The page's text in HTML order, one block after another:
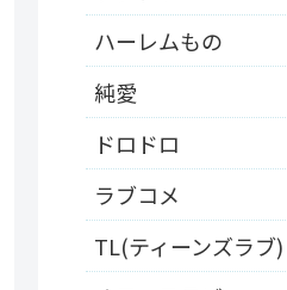
ハーレムもの
純愛
ドロドロ
ラブコメ
TL(ティーンズラブ)